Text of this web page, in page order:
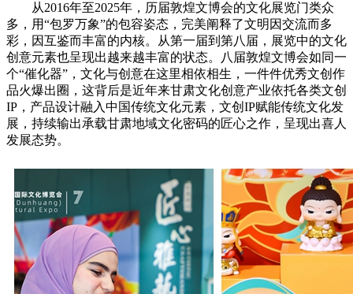
从2016年至2025年，历届敦煌文博会的文化展览门类众
多，用“包罗万象”的包容姿态，完美阐释了文明因交流而多
彩，因互鉴而丰富的内核。从第一届到第八届，展览中的文化
创意元素也呈现出越来越丰富的状态。八届敦煌文博会如同一
个“催化器”，文化与创意在这里相依相生，一件件优秀文创作
品火爆出圈，这背后是近年来甘肃文化创意产业依托各类文创
IP，产品设计融入中国传统文化元素，文创IP赋能传统文化发
展，持续输出承载甘肃地域文化密码的匠心之作，呈现出喜人
发展态势。